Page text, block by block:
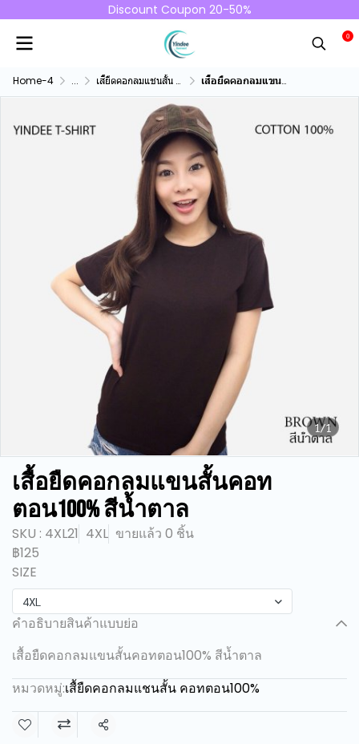
Discount Coupon 20-50%
0
Home-4 ... เสื้ยืดคอกลมแชนสั้น คอทตอน100% เสื้อยืดคอกลมแขนสั้นคอทตอน100% สีน้ำตาล
1/1
เสื้อยืดคอกลมแขนสั้นคอท
ตอน100% สีน้ำตาล
SKU : 4XL21 4XL ขายแล้ว 0 ชิ้น
฿125
SIZE
4XL
คำอธิบายสินค้าแบบย่อ
เสื้อยืดคอกลมแขนสั้นคอทตอน100% สีน้ำตาล
หมวดหมู่:เสื้ยืดคอกลมแชนสั้น คอทตอน100%
แชร์